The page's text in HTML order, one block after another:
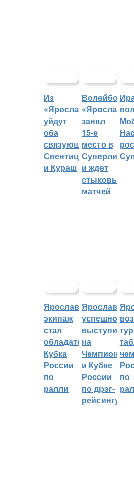
Из
«Ярославича»
уйдут
оба
связующих:
Свентицкис
и Кураш
занял
15-е
место в
Суперлиге
и ждет
стыковых
матчей
Ярославский
экипаж
стал
обладателем
Кубка
России
по
ралли
Ярославцы
успешно
выступили
на
Чемпионате
и Кубке
России
по дрэг-
рейсингу
по